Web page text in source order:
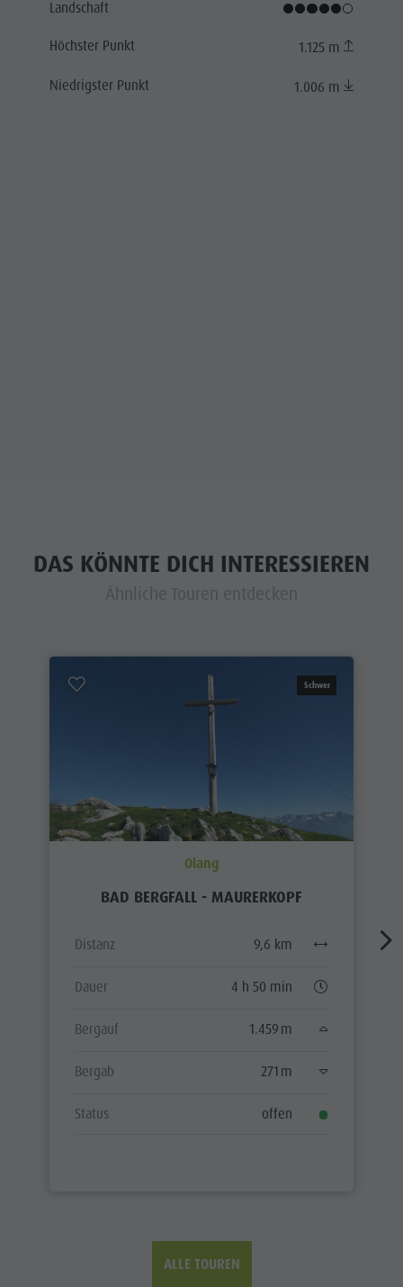
Landschaft
Höchster Punkt 1.125 m
Niedrigster Punkt 1.006 m
DAS KÖNNTE DICH INTERESSIEREN
Ähnliche Touren entdecken
Schwer
Olang
BAD BERGFALL - MAURERKOPF
Distanz 9,6 km
Dauer 4 h 50 min
Bergauf 1.459 m
Bergab 271 m
Status offen